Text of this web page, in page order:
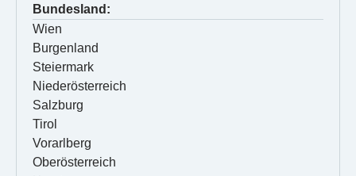
Bundesland:
Wien
Burgenland
Steiermark
Niederösterreich
Salzburg
Tirol
Vorarlberg
Oberösterreich